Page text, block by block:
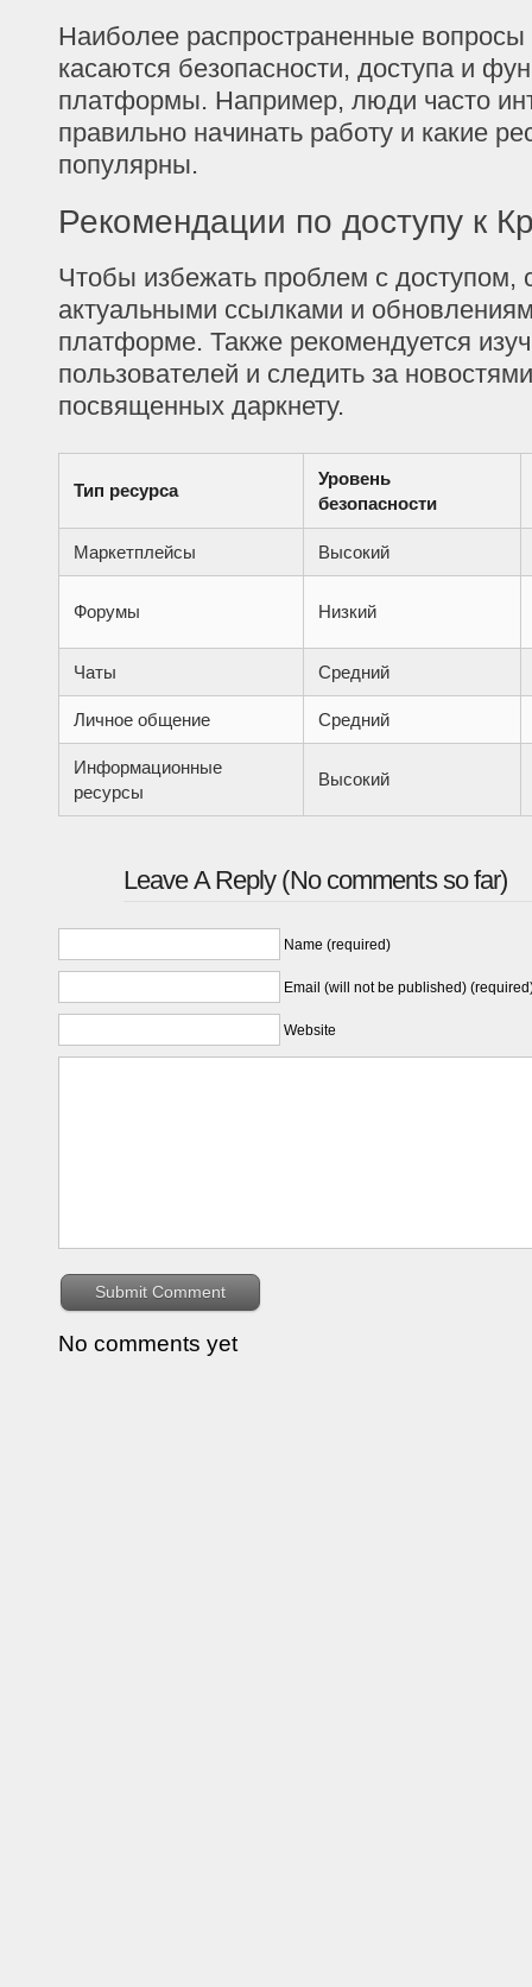
Наиболее распространенные вопросы
касаются безопасности, доступа и
платформы. Например, люди часто
правильно начинать работу и какие
популярны.
Рекомендации по доступу к
Чтобы избежать проблем с доступом,
актуальными ссылками и
платформе. Также рекомендуется
пользователей и следить за
посвященных даркнету.
Тип ресурса
Уровень
безопасности
Маркетплейсы Высокий
Форумы Низкий
Чаты Средний
Личное общение Средний
Информационные
ресурсы
Высокий
Leave A Reply (No comments so far)
Name (required)
Email (will not be published)
Website
No comments yet